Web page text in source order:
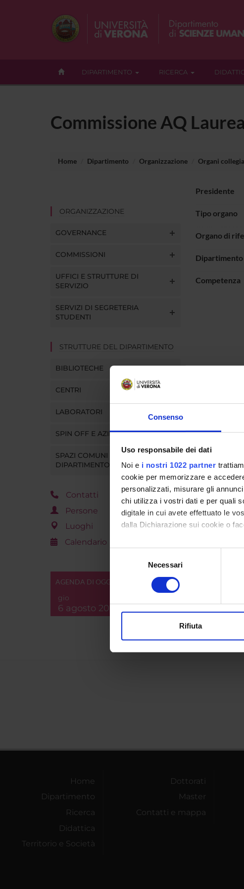
Consenso
Uso responsabile dei dati
Noi e i nostri 1022 partner
cookie per memorizzare e
personalizzati, misurare gli
chi utilizza i vostri dati e per quali
digitale in cui avete effettuato le
dalla Dichiarazione sui cookie o
Con il tuo consenso, vorremmo
raccogliere informazioni
digitali).
modificare o ritirare il tuo
Necessari
Rifiuta
DIPARTIMENTO RICERCA
Commissione AQ
Home Dipartimento Organizzazione Organi
ORGANIZZAZIONE
GOVERNANCE
COMMISSIONI
UFFICI E STRUTTURE DI
SERVIZIO
SERVIZI DI SEGRETERIA
STUDENTI
STRUTTURE DEL DIPARTIMENTO
BIBLIOTECHE
CENTRI
LABORATORI
SPIN OFF E AZIENDE
SPAZI COMUNI DEL
DIPARTIMENTO
Contatti
Persone
Luoghi
Calendario
AGENDA DI OGGI
gio
6 agosto 2026
Presidente
Tipo organo
Organo di
Dipartimento
Competenza
Anna Carreri
Giorgio Gosetti
Home
Dipartimento
Ricerca
Didattica
Territorio e Società
Dottorati
Master
Contatti e mappa